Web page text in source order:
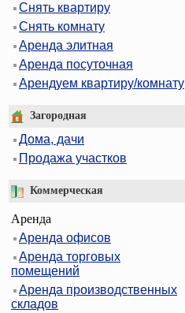
Снять квартиру
Снять комнату
Аренда элитная
Аренда посуточная
Арендуем квартиру/комнату
Загородная
Дома, дачи
Продажа участков
Коммерческая
Аренда
Аренда офисов
Аренда торговых
помещений
Аренда производственных
складов